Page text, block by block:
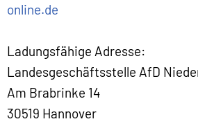
online.de
Ladungsfähige Adresse:
Landesgeschäftsstelle AfD
Am Brabrinke 14
30519 Hannover